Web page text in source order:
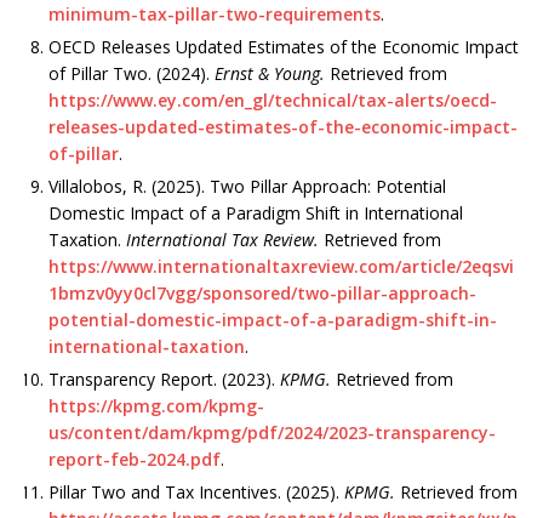
minimum-tax-pillar-two-requirements.
OECD Releases Updated Estimates of the Economic Impact
of Pillar Two. (2024). Ernst & Young. Retrieved from
https://www.ey.com/en_gl/technical/tax-alerts/oecd-
releases-updated-estimates-of-the-economic-impact-
of-pillar.
Villalobos, R. (2025). Two Pillar Approach: Potential
Domestic Impact of a Paradigm Shift in International
Taxation. International Tax Review. Retrieved from
https://www.internationaltaxreview.com/article/2eqsvi
1bmzv0yy0cl7vgg/sponsored/two-pillar-approach-
potential-domestic-impact-of-a-paradigm-shift-in-
international-taxation.
Transparency Report. (2023). KPMG. Retrieved from
https://kpmg.com/kpmg-
us/content/dam/kpmg/pdf/2024/2023-transparency-
report-feb-2024.pdf.
Pillar Two and Tax Incentives. (2025). KPMG. Retrieved from